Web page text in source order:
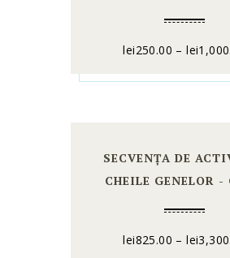
lei250.00 – lei
SECVENȚA DE
CHEILE GENELOR -
lei825.00 – lei